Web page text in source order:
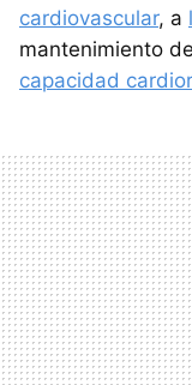
cardiovascular, a
mantenimiento
capacidad